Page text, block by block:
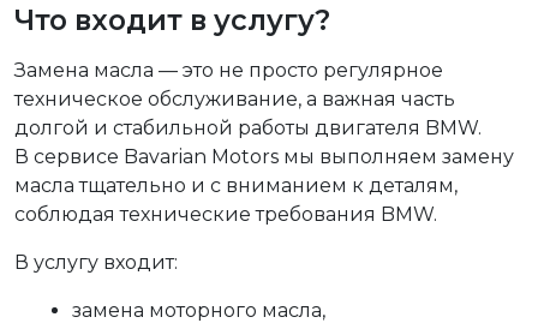
Что входит в услугу?
Замена масла — это не просто регулярное
техническое обслуживание, а важная часть
долгой и стабильной работы двигателя BMW.
В сервисе Bavarian Motors мы выполняем замену
масла тщательно и с вниманием к деталям,
соблюдая технические требования BMW.
В услугу входит:
замена моторного масла,